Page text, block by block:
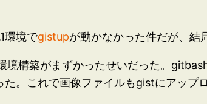
環境でgistupが動かなかった件だが、結
境構築がまずかったせいだった。
た。これで画像ファイルもgistにアップ